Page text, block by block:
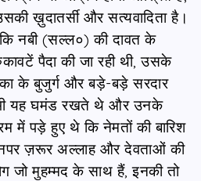
ख़ुदातर्सी और सत्यवादिता है।
नबी (सल्ल०) की दावत के
पैदा की जा रही थी, उसके
के बुजुर्ग और बड़े-बड़े सरदार
यह घमंड रखते थे और उनके
में पड़े हुए थे कि नेमतों की बारिश
ज़रूर अल्लाह और देवताओं की
जो मुहम्मद के साथ हैं, इनकी तो